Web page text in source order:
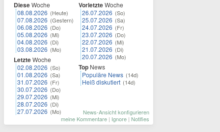
DieseWoche
08.08.2026 (Heute)
07.08.2026 (Gestern)
06.08.2026 (Do)
05.08.2026 (Mi)
04.08.2026 (Di)
03.08.2026 (Mo)
LetzteWoche
02.08.2026 (So)
01.08.2026 (Sa)
31.07.2026 (Fr)
30.07.2026 (Do)
29.07.2026 (Mi)
28.07.2026 (Di)
27.07.2026 (Mo)
VorletzteWoche
26.07.2026 (So)
25.07.2026 (Sa)
24.07.2026 (Fr)
23.07.2026 (Do)
22.07.2026 (Mi)
21.07.2026 (Di)
20.07.2026 (Mo)
Top News
Populäre News (14d)
Heiß diskutiert (14d)
News-Ansicht konfigurieren
meine Kommentare | Ignore | Notifies